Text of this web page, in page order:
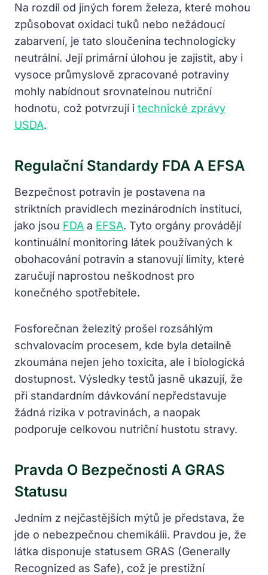
Na rozdíl od jiných forem železa, které mohou
způsobovat oxidaci tuků nebo nežádoucí
zabarvení, je tato sloučenina technologicky
neutrální. Její primární úlohou je zajistit, aby i
vysoce průmyslově zpracované potraviny
mohly nabídnout srovnatelnou nutriční
hodnotu, což potvrzují i technické zprávy
USDA.
Regulační Standardy FDA A EFSA
Bezpečnost potravin je postavena na
striktních pravidlech mezinárodních institucí,
jako jsou FDA a EFSA. Tyto orgány provádějí
kontinuální monitoring látek používaných k
obohacování potravin a stanovují limity, které
zaručují naprostou neškodnost pro
konečného spotřebitele.
Fosforečnan železitý prošel rozsáhlým
schvalovacím procesem, kde byla detailně
zkoumána nejen jeho toxicita, ale i biologická
dostupnost. Výsledky testů jasně ukazují, že
při standardním dávkování nepředstavuje
žádná rizika v potravinách, a naopak
podporuje celkovou nutriční hustotu stravy.
Pravda O Bezpečnosti A GRAS
Statusu
Jedním z nejčastějších mýtů je představa, že
jde o nebezpečnou chemikálii. Pravdou je, že
látka disponuje statusem GRAS (Generally
Recognized as Safe), což je prestižní